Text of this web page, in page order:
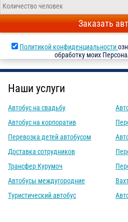
Заказать
Политикой конфиденциальности
обработку моих
Наши услуги
Автобус на свадьбу
Автобус на корпоратив
Перевозка детей автобусом
Доставка сотрудников
Трансфер Курумоч
Автобусы междугородние
Туристический автобус